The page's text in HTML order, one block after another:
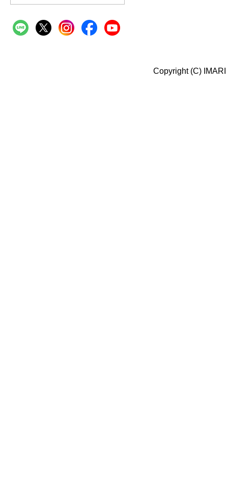
Copyright (C)